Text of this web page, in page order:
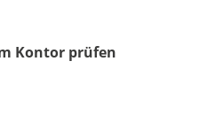
Kontor prüfen